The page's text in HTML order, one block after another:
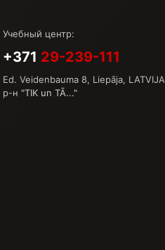
Учебный центр:
+371 29-239-111
Ed. Veidenbauma 8, Liepāja, LATVIJA
р-н "TIK un TĀ..."